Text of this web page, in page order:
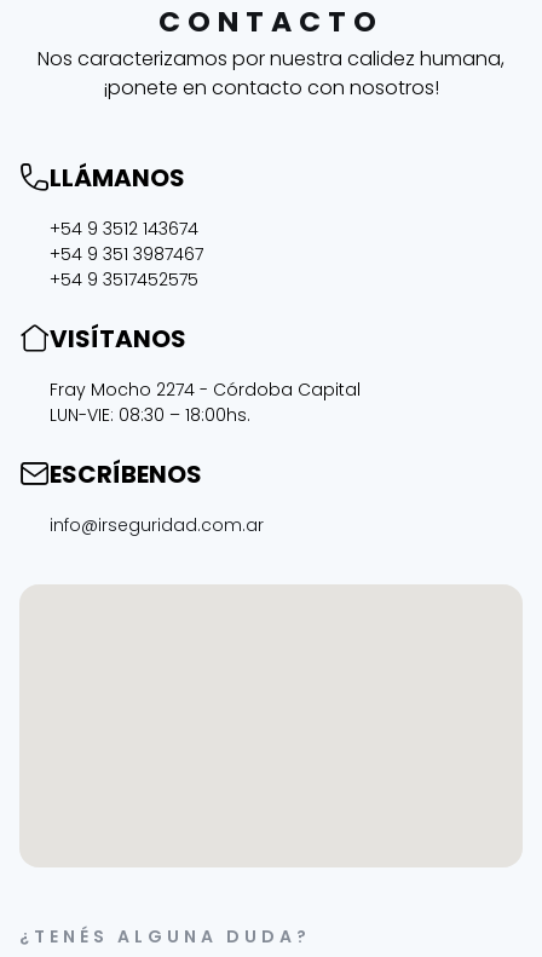
CONTACTO
Nos caracterizamos por nuestra calidez humana,
¡ponete en contacto con nosotros!
LLÁMANOS
+54 9 3512 143674
+54 9 351 3987467
+54 9 3517452575
VISÍTANOS
Fray Mocho 2274 - Córdoba Capital
LUN-VIE: 08:30 – 18:00hs.
ESCRÍBENOS
info@irseguridad.com.ar
¿TENÉS ALGUNA DUDA?